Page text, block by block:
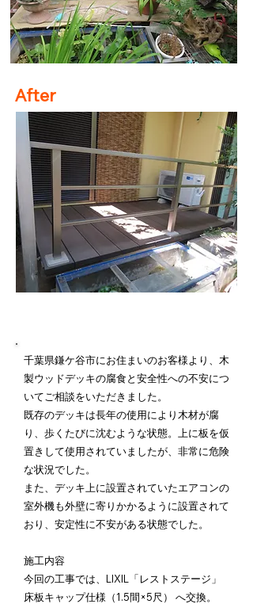
After
千葉県鎌ケ谷市にお住まいのお客様より、木
製ウッドデッキの腐食と安全性への不安につ
いてご相談をいただきました。
既存のデッキは長年の使用により木材が腐
り、歩くたびに沈むような状態。上に板を仮
置きして使用されていましたが、非常に危険
な状況でした。
また、デッキ上に設置されていたエアコンの
室外機も外壁に寄りかかるように設置されて
おり、安定性に不安がある状態でした。
施工内容
今回の工事では、LIXIL「レストステージ」
床板キャップ仕様（1.5間×5尺） へ交換。